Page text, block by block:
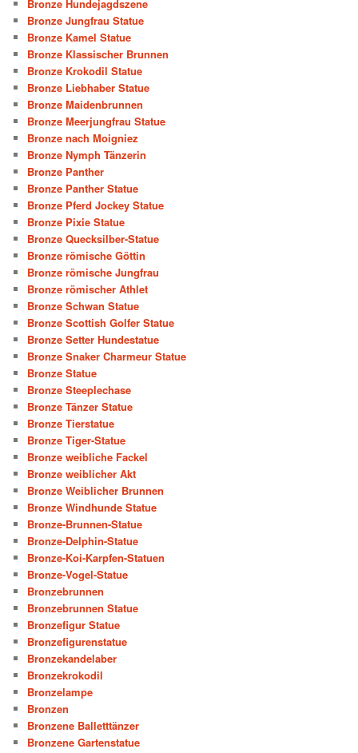
Bronze Hundejagdszene
Bronze Jungfrau Statue
Bronze Kamel Statue
Bronze Klassischer Brunnen
Bronze Krokodil Statue
Bronze Liebhaber Statue
Bronze Maidenbrunnen
Bronze Meerjungfrau Statue
Bronze nach Moigniez
Bronze Nymph Tänzerin
Bronze Panther
Bronze Panther Statue
Bronze Pferd Jockey Statue
Bronze Pixie Statue
Bronze Quecksilber-Statue
Bronze römische Göttin
Bronze römische Jungfrau
Bronze römischer Athlet
Bronze Schwan Statue
Bronze Scottish Golfer Statue
Bronze Setter Hundestatue
Bronze Snaker Charmeur Statue
Bronze Statue
Bronze Steeplechase
Bronze Tänzer Statue
Bronze Tierstatue
Bronze Tiger-Statue
Bronze weibliche Fackel
Bronze weiblicher Akt
Bronze Weiblicher Brunnen
Bronze Windhunde Statue
Bronze-Brunnen-Statue
Bronze-Delphin-Statue
Bronze-Koi-Karpfen-Statuen
Bronze-Vogel-Statue
Bronzebrunnen
Bronzebrunnen Statue
Bronzefigur Statue
Bronzefigurenstatue
Bronzekandelaber
Bronzekrokodil
Bronzelampe
Bronzen
Bronzene Balletttänzer
Bronzene Gartenstatue